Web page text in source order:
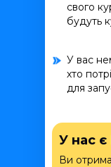
У нас
Ви
свого
будуть
У вас
хто
для